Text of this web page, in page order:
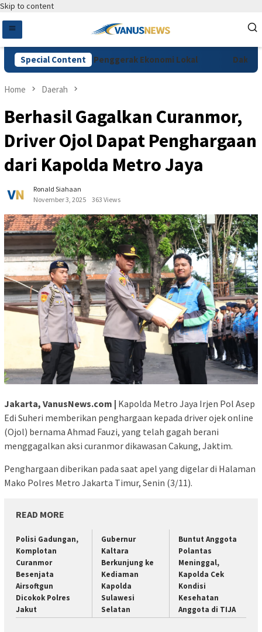
Skip to content
Special Content
Festival Jadi Penggerak Ekonomi Lokal Dakwaan
Home Daerah
Berhasil Gagalkan Curanmor,
Driver Ojol Dapat Penghargaan
dari Kapolda Metro Jaya
Ronald Siahaan
November 3, 2025
363 Views
Jakarta, VanusNews.com | Kapolda Metro Jaya Irjen Pol Asep
Edi Suheri memberikan penghargaan kepada driver ojek online
(Ojol) bernama Ahmad Fauzi, yang telah gagah berani
menggagalkan aksi curanmor dikawasan Cakung, Jaktim.
Penghargaan diberikan pada saat apel yang digelar di Halaman
Mako Polres Metro Jakarta Timur, Senin (3/11).
READ MORE
Polisi Gadungan,
Komplotan
Curanmor
Besenjata
Airsoftgun
Dicokok Polres
Jakut
Gubernur
Kaltara
Berkunjung ke
Kediaman
Kapolda
Sulawesi
Selatan
Buntut Anggota
Polantas
Meninggal,
Kapolda Cek
Kondisi
Kesehatan
Anggota di TIJA